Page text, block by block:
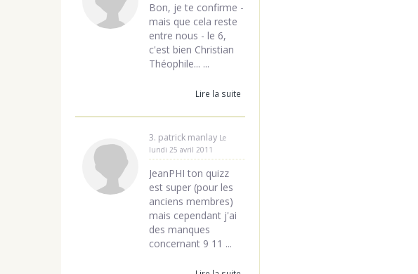
Bon, je te confirme -
mais que cela reste
entre nous - le 6,
c'est bien Christian
Théophile... ...
Lire la suite
3. patrick manlay Le
lundi 25 avril 2011
JeanPHI ton quizz
est super (pour les
anciens membres)
mais cependant j'ai
des manques
concernant 9 11 ...